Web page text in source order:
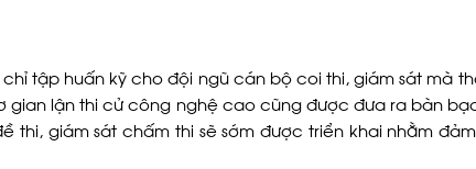
tập huấn kỹ cho đội ngũ cán bộ coi thi, giám sát mà
lận thi cử công nghệ cao cũng được đưa ra bàn
giám sát chấm thi sẽ sớm được triển khai nhằm